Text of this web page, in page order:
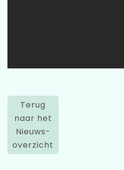
Terug
naar het
Nieuws-
overzicht